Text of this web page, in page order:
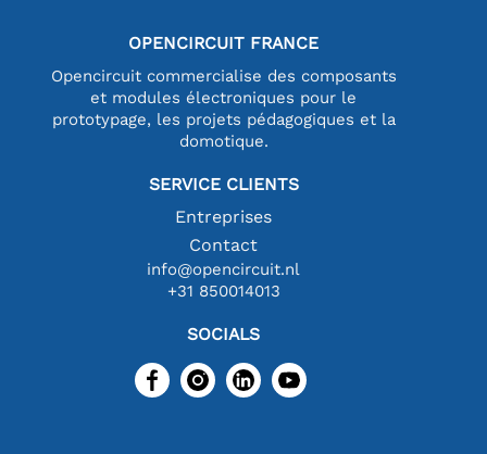
OPENCIRCUIT FRANCE
Opencircuit commercialise des composants
et modules électroniques pour le
prototypage, les projets pédagogiques et la
domotique.
SERVICE CLIENTS
Entreprises
Contact
info@opencircuit.nl
+31 850014013
SOCIALS